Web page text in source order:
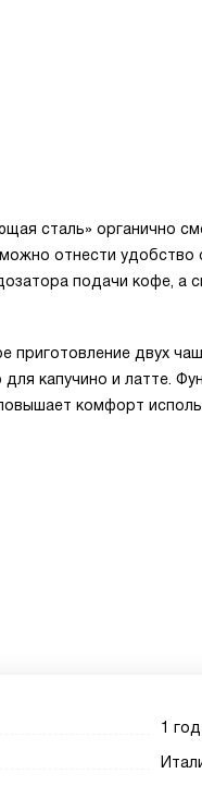
сталь» органично
отнести удобство
подачи кофе, а
приготовление двух
капучино и латте.
комфорт
1